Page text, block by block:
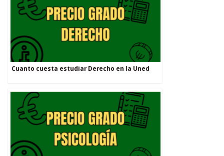
Cuanto cuesta estudiar Derecho en la Uned